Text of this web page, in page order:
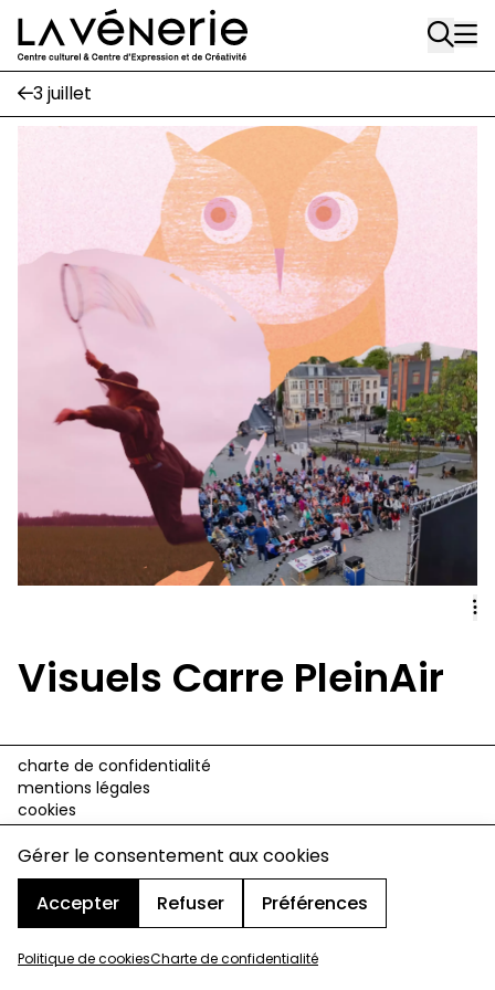
Gérer le consentement aux cookies
Accepter
Refuser Préférences
Politique de cookiesCharte de confidentialité
Aller au contenu principal
Rue Gratès, 3
1170 Watermael-Boitsfort
02 663 85 50
1170 Watermael-Boitsfort
suivez-nous
Journal Vénerie
- version papier
Newsletter
3 juillet
Visuels Carre PleinAir
charte de confidentialité
mentions légales
cookies
design & développement :© signelazer.com